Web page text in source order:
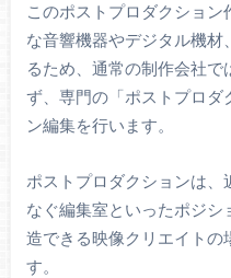
このポストプロダクショ
な音響機器やデジタル機
るため、通常の制作会社
ず、専門の「ポストプロダ
ン編集を行います。
ポストプロダクションは
なぐ編集室といったポジ
造できる映像クリエイトの
す。